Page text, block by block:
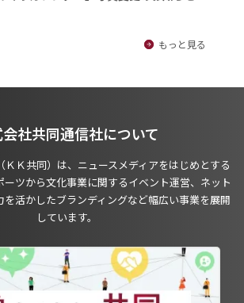
もっと見る
社共同通信社について
ＫＫ共同）は、ニュースメディアをはじめとする
ーツから文化事業に関するイベント運営、ネット
を活かしたブランディングなど幅広い事業を展開
しています。